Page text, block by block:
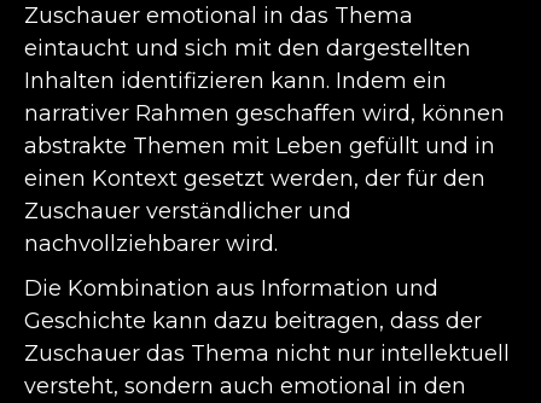
Zuschauer emotional in das Thema
eintaucht und sich mit den dargestellten
Inhalten identifizieren kann. Indem ein
narrativer Rahmen geschaffen wird, können
abstrakte Themen mit Leben gefüllt und in
einen Kontext gesetzt werden, der für den
Zuschauer verständlicher und
nachvollziehbarer wird.
Die Kombination aus Information und
Geschichte kann dazu beitragen, dass der
Zuschauer das Thema nicht nur intellektuell
versteht, sondern auch emotional in den